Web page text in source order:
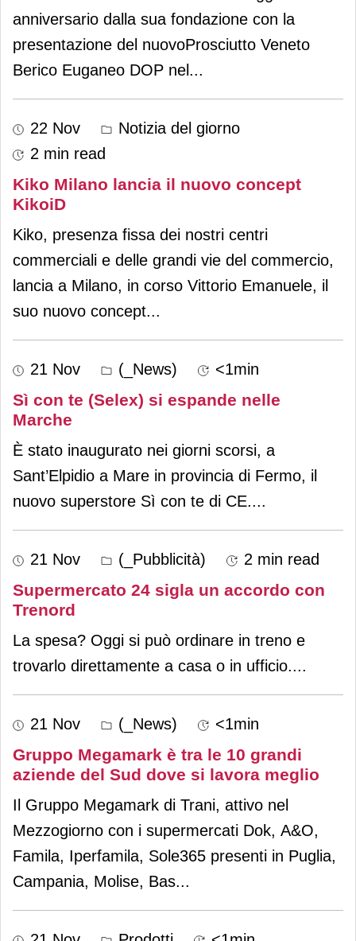
anniversario dalla sua fondazione con la
presentazione del nuovoProsciutto Veneto
Berico Euganeo DOP nel ...
22 Nov
Notizia del giorno
2 min read
Kiko Milano lancia il nuovo concept
KikoiD
Kiko, presenza fissa dei nostri centri
commerciali e delle grandi vie del commercio,
lancia a Milano, in corso Vittorio Emanuele, il
suo nuovo concept...
21 Nov (_News) <1min
Sì con te (Selex) si espande nelle
Marche
È stato inaugurato nei giorni scorsi, a
Sant’Elpidio a Mare in provincia di Fermo, il
nuovo superstore Sì con te di CE....
21 Nov (_Pubblicità) 2 min read
Supermercato 24 sigla un accordo con
Trenord
La spesa? Oggi si può ordinare in treno e
trovarlo direttamente a casa o in ufficio....
21 Nov (_News) <1min
Gruppo Megamark è tra le 10 grandi
aziende del Sud dove si lavora meglio
Il Gruppo Megamark di Trani, attivo nel
Mezzogiorno con i supermercati Dok, A&O,
Famila, Iperfamila, Sole365 presenti in Puglia,
Campania, Molise, Bas...